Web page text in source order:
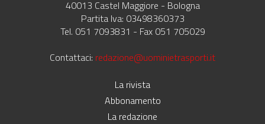
40013 Castel Maggiore - Bologna
Partita Iva: 03498360373
Tel. 051 7093831 - Fax 051 705029
Contattaci: redazione@uominietrasporti.it
La rivista
Abbonamento
La redazione